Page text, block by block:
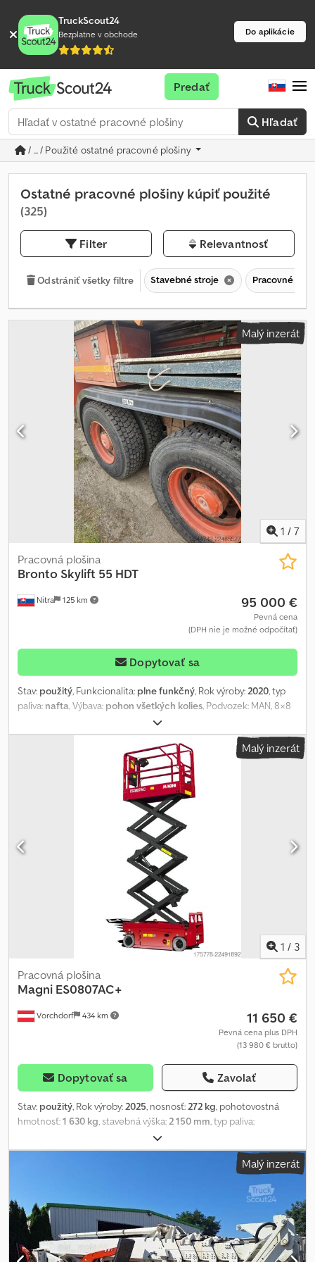
TruckScout24
Bezplatne v obchode Do aplikácie
Hľadať
Predať
/ ... / Použité ostatné pracovné plošiny
Ostatné pracovné plošiny kúpiť použité
(325)
Filter Relevantnosť
Odstrániť všetky filtre Stavebné stroje Pracovné
Malý inzerát
1 / 7
Nitra 125 km
Pracovná plošina
Bronto Skylift 55 HDT
95 000 €
Pevná cena
(DPH nie je možné odpočítať)
Dopytovať sa
Stav: použitý, Funkcionalita: plne funkčný, Rok výroby:2020, typ
paliva: nafta, Výbava: pohon všetkých kolies, Podvozek: MAN, 8×8
Nástavba: plošina Bronto Skylift 55 HDT Rok výroby: 2000 Pracovní
výška: 55 m Boční dosah: 24,7 m Nosnost koše: 440 kg
Teleskopické rameno s otáčením 360° Djdpfx Aqezrhu Djvskr Koš
unese tři osoby + materiál Otočný koš do obou stran o 45°
Ovládání ramene i koše je možné jak zespodu, tak přímo z koše
Malý inzerát
1 / 3
Vorchdorf 434 km
Pracovná plošina
Magni ES0807AC+
11 650 €
Pevná cena plus DPH
(13 980 € brutto)
Dopytovať sa Zavolať
Stav: použitý, Rok výroby: 2025, nosnosť: 272 kg, pohotovostná
hmotnosť:1 630 kg , stavebná výška: 2 150 mm , typ paliva:
50 percento
1 860 mm, POPIS: ZOZNAM ŠTANDARDNEJ VÝBAVY • AC batérie so
systémom odolným voči vode IP67 Dkodpfx Aqjzrp Dyovor •
Ochrana proti privretiu • Veľká svetlá výška • Samozaisťovacie
dvere na pracovnej plošine • Maximálna rýchlosť pri najväčšej
výške • Elektrický riadiaci systém • Mobilita pri maximálnej výške •
Kontrola preťaženia pracovnej plošiny • Automatický brzdný
systém • Neznačkujúce pneumatiky • Kontrola náklonu s
Malý inzerát